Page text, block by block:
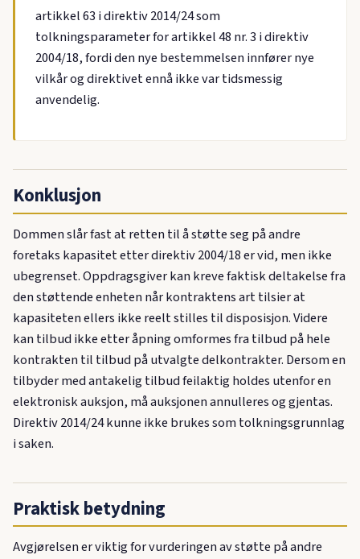
artikkel 63 i direktiv 2014/24 som
tolkningsparameter for artikkel 48 nr. 3 i direktiv
2004/18, fordi den nye bestemmelsen innfører nye
vilkår og direktivet ennå ikke var tidsmessig
anvendelig.
Konklusjon
Dommen slår fast at retten til å støtte seg på andre
foretaks kapasitet etter direktiv 2004/18 er vid, men ikke
ubegrenset. Oppdragsgiver kan kreve faktisk deltakelse fra
den støttende enheten når kontraktens art tilsier at
kapasiteten ellers ikke reelt stilles til disposisjon. Videre
kan tilbud ikke etter åpning omformes fra tilbud på hele
kontrakten til tilbud på utvalgte delkontrakter. Dersom en
tilbyder med antakelig tilbud feilaktig holdes utenfor en
elektronisk auksjon, må auksjonen annulleres og gjentas.
Direktiv 2014/24 kunne ikke brukes som tolkningsgrunnlag
i saken.
Praktisk betydning
Avgjørelsen er viktig for vurderingen av støtte på andre